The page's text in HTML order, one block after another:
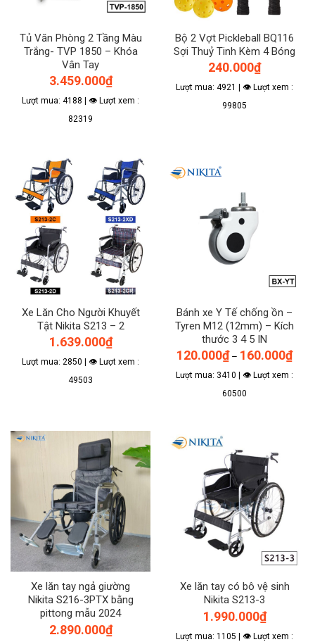
Tủ Văn Phòng 2 Tầng Màu
Trắng- TVP 1850 – Khóa
Vân Tay
3.459.000₫
Lượt mua: 4188 | 👁 Lượt xem :
82319
Bộ 2 Vợt Pickleball BQ116
Sợi Thuỷ Tinh Kèm 4 Bóng
240.000₫
Lượt mua: 4921 | 👁 Lượt xem :
99805
Xe Lăn Cho Người Khuyết
Tật Nikita S213 – 2
1.639.000₫
Lượt mua: 2850 | 👁 Lượt xem :
49503
Bánh xe Y Tế chống ồn –
Tyren M12 (12mm) – Kích
thước 3 4 5 IN
120.000₫ – 160.000₫giá:
từ
Lượt mua: 3410 | 👁 Lượt xem :
60500
có
biến
thể.
Các
tùy
chọn
có
được
chọn
trên
trang
Xe lăn tay ngả giường
Nikita S216-3PTX bằng
pittong mẫu 2024
2.890.000₫
Xe lăn tay có bô vệ sinh
Nikita S213-3
1.990.000₫
Lượt mua: 1105 | 👁 Lượt xem :